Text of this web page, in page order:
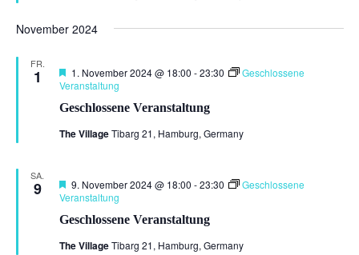
November 2024
FR.
1
Geschlossene Veranstaltung
Hervorgehoben
1. November 2024 @ 18:00 -23:30
Geschlossene
Veranstaltung
The VillageTibarg 21, Hamburg, Germany
SA.
9
Geschlossene Veranstaltung
Hervorgehoben
9. November 2024 @ 18:00 -23:30
Geschlossene
Veranstaltung
The VillageTibarg 21, Hamburg, Germany